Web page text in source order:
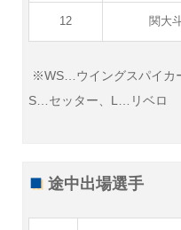
12 関大
※WS…ウイングスパイカ
S…セッター、L…リベロ
途中出場選手